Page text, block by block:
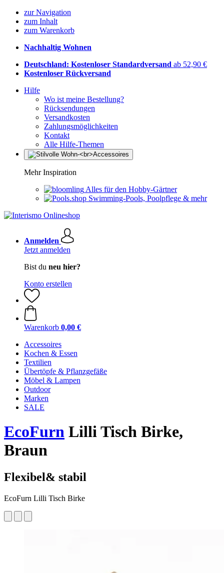
zur Navigation
zum Inhalt
zum Warenkorb
Nachhaltig Wohnen
Deutschland: Kostenloser Standardversand ab 52,90 €
Kostenloser Rückversand
Hilfe
Wo ist meine Bestellung?
Rücksendungen
Versandkosten
Zahlungsmöglichkeiten
Kontakt
Alle Hilfe-Themen
Mehr Inspiration
Alles für den Hobby-Gärtner
Swimming-Pools, Poolpflege & mehr
Anmelden
Jetzt anmelden
Bist du neu hier?
Konto erstellen
Warenkorb 0,00 €
Accessoires
Kochen & Essen
Textilien
Übertöpfe & Pflanzgefäße
Möbel & Lampen
Outdoor
Marken
SALE
EcoFurn Lilli Tisch Birke,
Braun
Flexibel& stabil
EcoFurn Lilli Tisch Birke